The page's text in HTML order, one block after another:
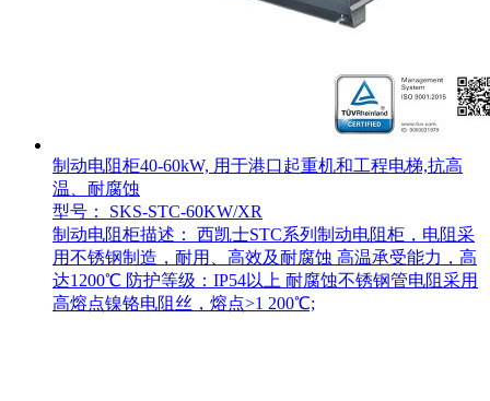
制动电阻柜40-60kW, 用于港口起重机和工程电梯,抗高
温、耐腐蚀
型号： SKS-STC-60KW/XR
制动电阻柜描述： 西凯士STC系列制动电阻柜，电阻采
用不锈钢制造，耐用、高效及耐腐蚀 高温承受能力，高
达1200℃ 防护等级：IP54以上 耐腐蚀不锈钢管电阻采用
高熔点镍铬电阻丝，熔点>1 200℃;